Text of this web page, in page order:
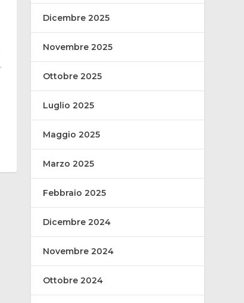
,
Dicembre 2025
Novembre 2025
Ottobre 2025
Luglio 2025
Maggio 2025
Marzo 2025
Febbraio 2025
Dicembre 2024
Novembre 2024
Ottobre 2024